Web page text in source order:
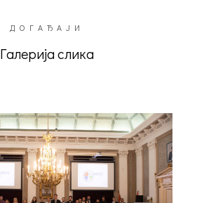
ДОГАЂАЈИ
Галерија слика